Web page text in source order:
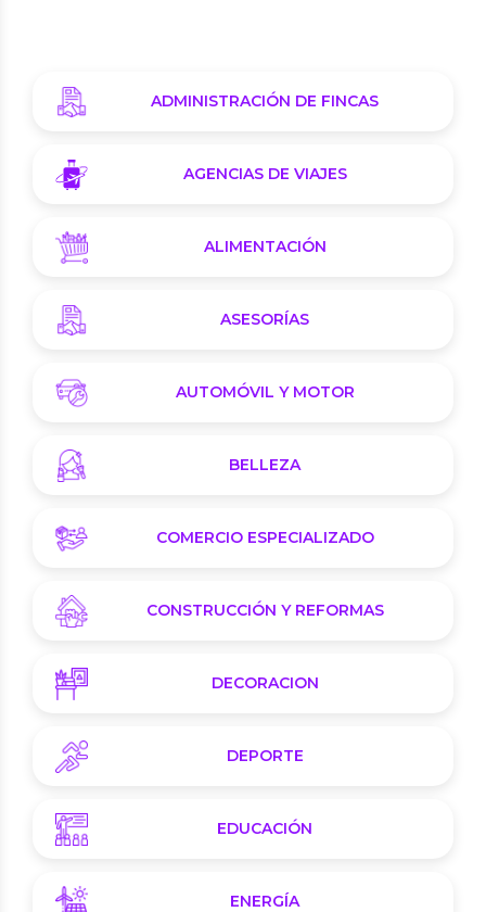
ADMINISTRACIÓN DE FINCAS
AGENCIAS DE VIAJES
ALIMENTACIÓN
ASESORÍAS
AUTOMÓVIL Y MOTOR
BELLEZA
COMERCIO ESPECIALIZADO
CONSTRUCCIÓN Y REFORMAS
DECORACION
DEPORTE
EDUCACIÓN
ENERGÍA